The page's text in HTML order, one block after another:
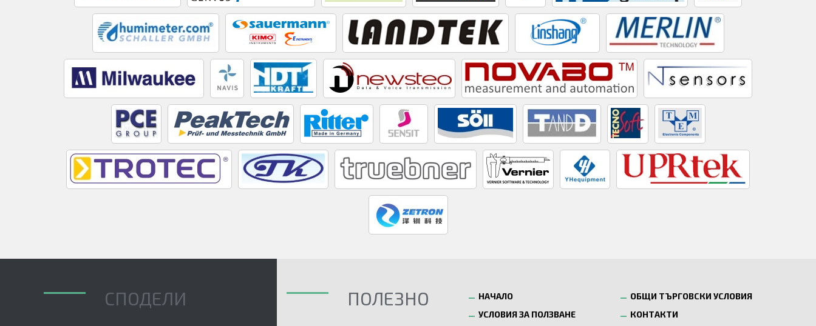
СПОДЕЛИ ПОЛЕЗНО НАЧАЛО
ОБЩИ ТЪРГОВСКИ УСЛОВИЯ
УСЛОВИЯ ЗА ПОЛЗВАНЕ
КОНТАКТИ